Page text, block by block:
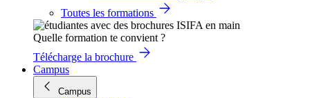
Toutes les formations
Quelle formation te convient ?
Télécharge la brochure
Campus
Campus